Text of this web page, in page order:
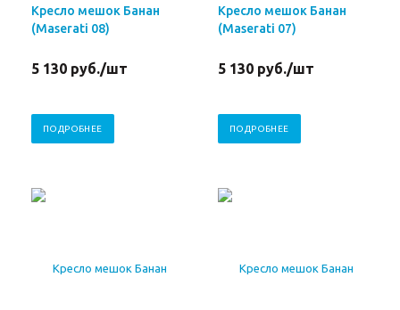
Кресло мешок Банан
(Maserati 08)
5 130 руб./шт
ПОДРОБНЕЕ
Кресло мешок Банан
(Maserati 07)
5 130 руб./шт
ПОДРОБНЕЕ